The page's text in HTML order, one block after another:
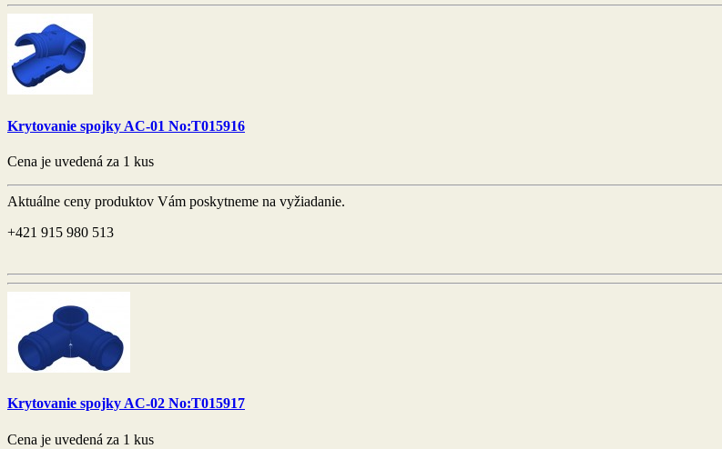
Krytovanie spojky AC-01 No:T015916
Cena je uvedená za 1 kus
Aktuálne ceny produktov Vám poskytneme na vyžiadanie.
+421 915 980 513
Krytovanie spojky AC-02 No:T015917
Cena je uvedená za 1 kus